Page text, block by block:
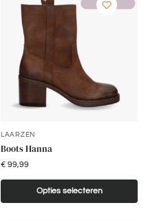
LAARZEN
Boots Hanna
€ 99,99
Opties selecteren